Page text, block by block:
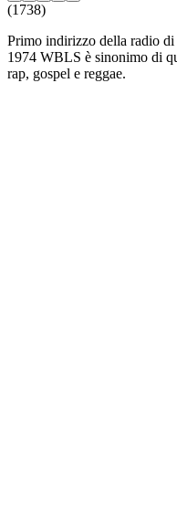
(1738)
Primo indirizzo della radio
1974 WBLS è sinonimo di
rap, gospel e reggae.